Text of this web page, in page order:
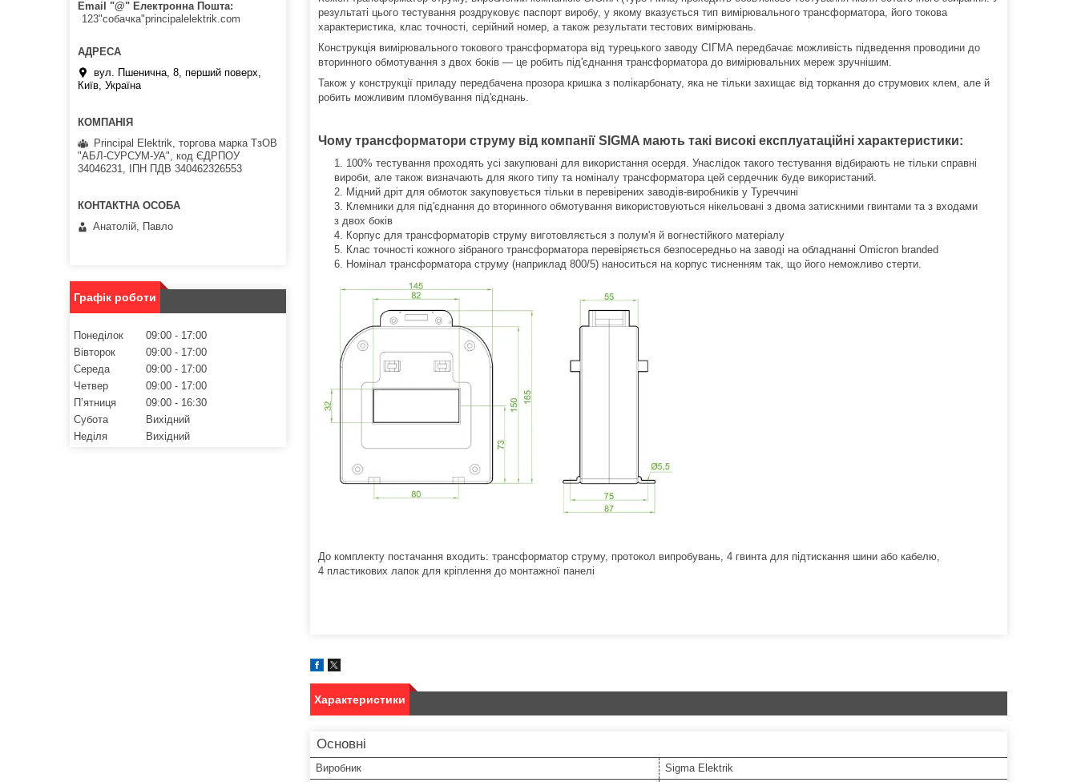
результаті цього тестування роздруковує паспорт виробу, у якому вказується тип вимірювального трансформатора, його токова
характеристика, клас точності, серійний номер, а також результати тестових вимірювань.
Конструкція вимірювального токового трансформатора від турецького заводу СІГМА передбачає можливість підведення проводини до
вторинного обмотування з двох боків — це робить під'єднання трансформатора до вимірювальних мереж зручнішим.
Також у конструкції приладу передбачена прозора кришка з полікарбонату, яка не тільки захищає від торкання до струмових клем, але й
робить можливим пломбування під'єднань.
Чому трансформатори струму від компанії SIGMA мають такі високі експлуатаційні характеристики:
100% тестування проходять усі закупювані для використання осердя. Унаслідок такого тестування відбирають не тільки справні
вироби, але також визначають для якого типу та номіналу трансформатора цей сердечник буде використаний.
Мідний дріт для обмоток закуповується тільки в перевірених заводів-виробників у Туреччині
Клемники для під'єднання до вторинного обмотування використовуються нікельовані з двома затискними гвинтами та з входами
з двох боків
Корпус для трансформаторів струму виготовляється з полум'я й вогнестійкого матеріалу
Клас точності кожного зібраного трансформатора перевіряється безпосередньо на заводі на обладнанні Omicron branded
Номінал трансформатора струму (наприклад 800/5) наноситься на корпус тисненням так, що його неможливо стерти.
До комплекту постачання входить: трансформатор струму, протокол випробувань, 4 гвинта для підтискання шини або кабелю,
4 пластикових лапок для кріплення до монтажної панелі
Характеристики
Основні
Виробник
Sigma Elektrik
Email "@" Електронна Пошта
123"собачка"principalelektrik.com
вул. Пшенична, 8, перший поверх,
Київ, Україна
Principal Elektrik, торгова марка ТзОВ
"АБЛ-СУРСУМ-УА", код ЄДРПОУ
34046231, ІПН ПДВ 340462326553
Анатолій, Павло
Графік роботи
Понеділок 09:00
17:00
Вівторок
09:00
17:00
Середа
09:00
17:00
Четвер
09:00
17:00
Пʼятниця
09:00
16:30
Субота
Вихідний
Неділя
Вихідний